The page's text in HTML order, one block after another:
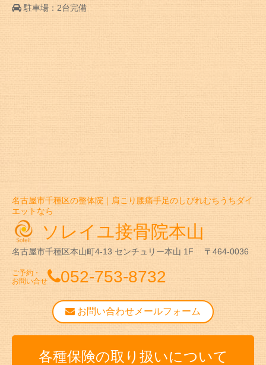
駐車場：2台完備
名古屋市千種区の整体院｜肩こり腰痛手足のしびれむちうちダイ
エットなら
ソレイユ接骨院本山
名古屋市千種区本山町4-13 センチュリー本山 1F 〒464-0036
ご予約・
お問い合せ
052-753-8732
お問い合わせメールフォーム
各種保険の取り扱いについて